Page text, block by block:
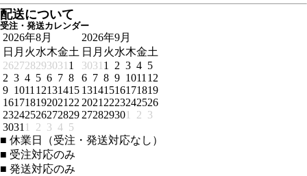
配送について
受注・発送カレンダー
2026年8月
日 月 火水木金土
262728293031 1
2 3 4 5 6 7 8
9 1011 12131415
161718192021 22
23242526272829
3031 1 2 3 4 5
2026年9月
日 月 火水木金土
3031 1 2 3 4 5
6 7 8 9 1011 12
13141516171819
2021 2223242526
272829301 2 3
■ 休業日（受注・発送対応なし）
■ 受注対応のみ
■ 発送対応のみ